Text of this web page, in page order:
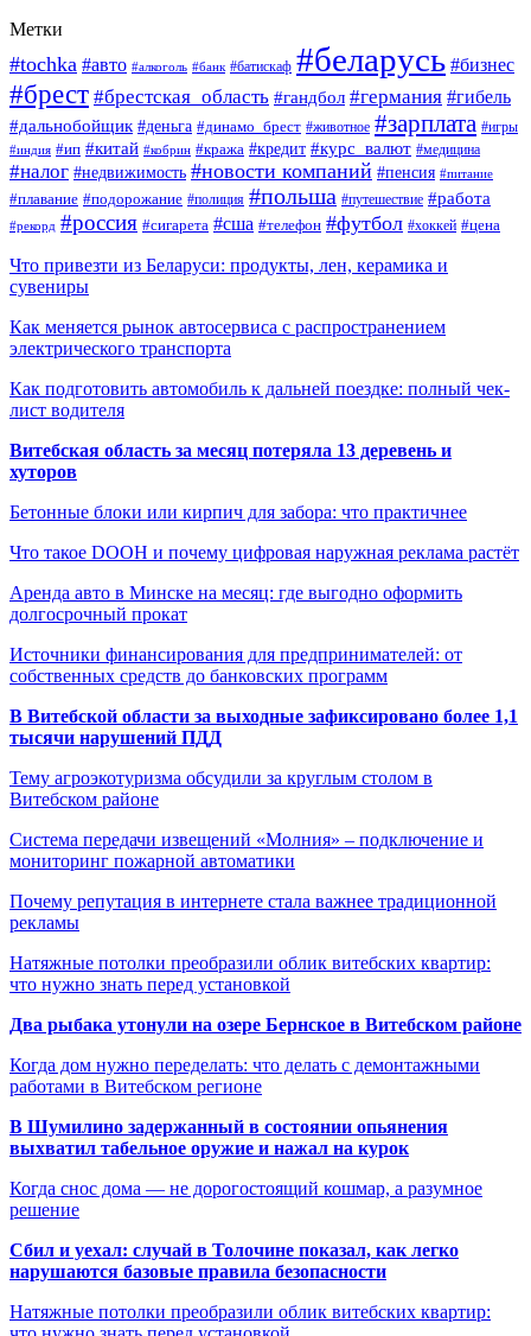
Метки
#tochka #авто #алкоголь #банк #батискаф #беларусь #бизнес
#брест #брестская_область #гандбол #германия #гибель
#дальнобойщик #деньга #динамо_брест #животное #зарплата #игры
#индия #ип #китай #кобрин #кража #кредит #курс_валют #медицина
#налог #недвижимость #новости компаний #пенсия #питание
#плавание #подорожание #полиция #польша #путешествие #работа
#рекорд #россия #сигарета #сша #телефон #футбол #хоккей #цена
Что привезти из Беларуси: продукты, лен, керамика и
сувениры
Как меняется рынок автосервиса с распространением
электрического транспорта
Как подготовить автомобиль к дальней поездке: полный чек-
лист водителя
Витебская область за месяц потеряла 13 деревень и
хуторов
Бетонные блоки или кирпич для забора: что практичнее
Что такое DOOH и почему цифровая наружная реклама растёт
Аренда авто в Минске на месяц: где выгодно оформить
долгосрочный прокат
Источники финансирования для предпринимателей: от
собственных средств до банковских программ
В Витебской области за выходные зафиксировано более 1,1
тысячи нарушений ПДД
Тему агроэкотуризма обсудили за круглым столом в
Витебском районе
Система передачи извещений «Молния» – подключение и
мониторинг пожарной автоматики
Почему репутация в интернете стала важнее традиционной
рекламы
Натяжные потолки преобразили облик витебских квартир:
что нужно знать перед установкой
Два рыбака утонули на озере Бернское в Витебском районе
Когда дом нужно переделать: что делать с демонтажными
работами в Витебском регионе
В Шумилино задержанный в состоянии опьянения
выхватил табельное оружие и нажал на курок
Когда снос дома — не дорогостоящий кошмар, а разумное
решение
Сбил и уехал: случай в Толочине показал, как легко
нарушаются базовые правила безопасности
Натяжные потолки преобразили облик витебских квартир: